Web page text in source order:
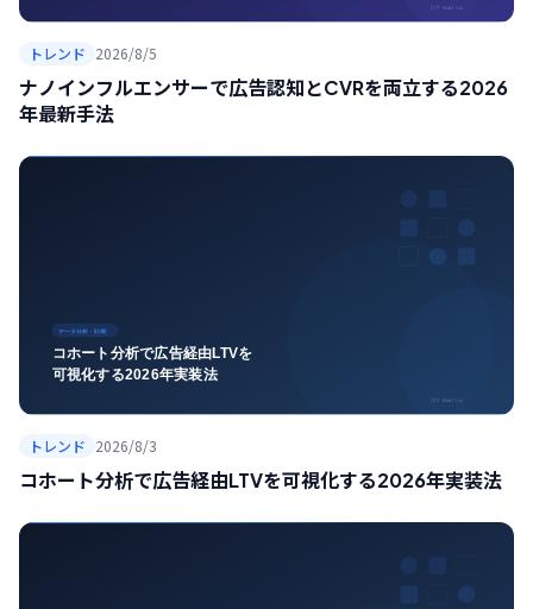
トレンド 2026/8/5
ナノインフルエンサーで広告認知とCVRを両立する2026
年最新手法
トレンド 2026/8/3
コホート分析で広告経由LTVを可視化する2026年実装法